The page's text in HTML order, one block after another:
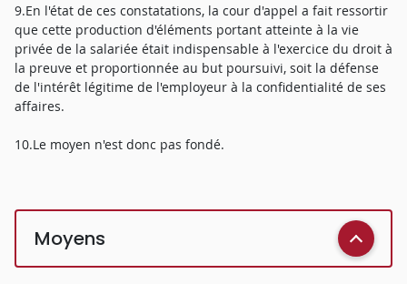
9.En l'état de ces constatations, la cour d'appel a fait ressortir
que cette production d'éléments portant atteinte à la vie
privée de la salariée était indispensable à l'exercice du droit à
la preuve et proportionnée au but poursuivi, soit la défense
de l'intérêt légitime de l'employeur à la confidentialité de ses
affaires.
10.Le moyen n'est donc pas fondé.
Moyens